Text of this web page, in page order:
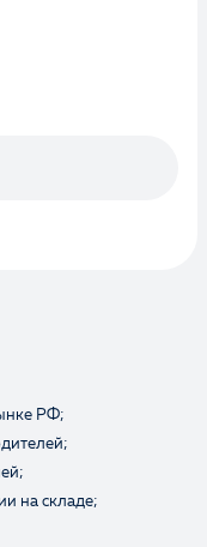
РФ;
на складе;